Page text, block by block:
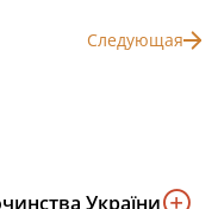
Следующая
України